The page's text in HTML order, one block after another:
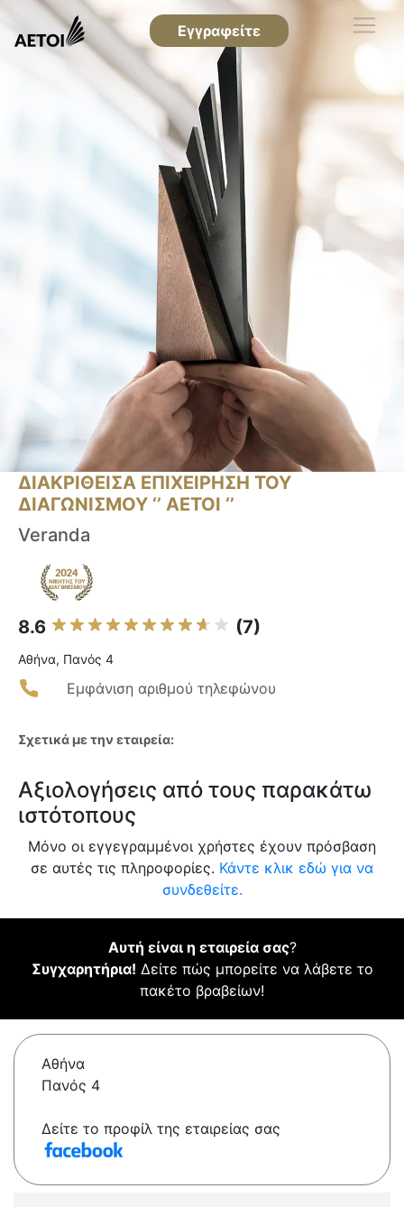
Εγγραφείτε
ΔΙΑΚΡΙΘΕΙΣΑ ΕΠΙΧΕΙΡΗΣΗ ΤΟΥ
ΔΙΑΓΩΝΙΣΜΟΥ ‘’ ΑΕΤΟΙ ‘’
Veranda
8.6 (7)
Αθήνα, Πανός 4
Εμφάνιση αριθμού τηλεφώνου
Σχετικά με την εταιρεία:
Αξιολογήσεις από τους παρακάτω
ιστότοπους
Μόνο οι εγγεγραμμένοι χρήστες έχουν πρόσβαση
σε αυτές τις πληροφορίες. Κάντε κλικ εδώ για να
συνδεθείτε.
Αυτή είναι η εταιρεία σας?
Συγχαρητήρια! Δείτε πώς μπορείτε να λάβετε το
πακέτο βραβείων!
Αθήνα
Πανός 4
Δείτε το προφίλ της εταιρείας σας